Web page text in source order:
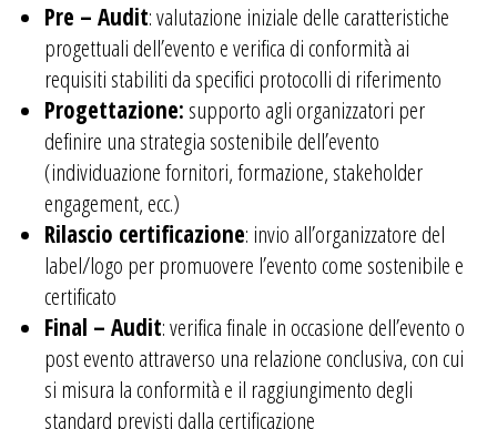
Pre – Audit: valutazione iniziale delle caratteristiche
progettuali dell’evento e verifica di conformità ai
requisiti stabiliti da specifici protocolli di riferimento
Progettazione: supporto agli organizzatori per
definire una strategia sostenibile dell’evento
(individuazione fornitori, formazione, stakeholder
engagement, ecc.)
Rilascio certificazione: invio all’organizzatore del
label/logo per promuovere l’evento come sostenibile e
certificato
Final – Audit: verifica finale in occasione dell’evento o
post evento attraverso una relazione conclusiva, con cui
si misura la conformità e il raggiungimento degli
standard previsti dalla certificazione